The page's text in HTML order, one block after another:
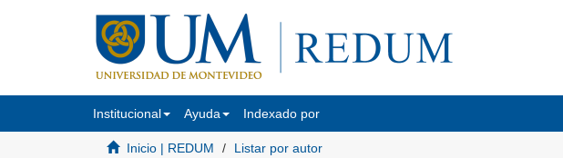
Institucional Ayuda Indexado por
Inicio | REDUM Listar por autor